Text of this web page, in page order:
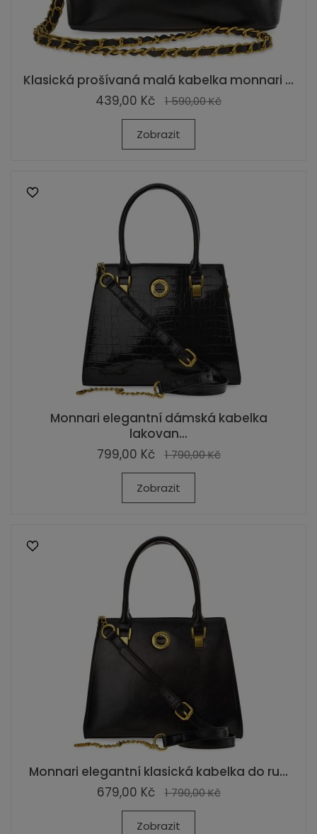
Klasická prošívaná malá kabelka monnari ...
439,00 Kč
1 590,00 Kč
Zobrazit
Monnari elegantní dámská kabelka
lakovan...
799,00 Kč
1 790,00 Kč
Zobrazit
Monnari elegantní klasická kabelka do ru...
679,00 Kč
1 790,00 Kč
Zobrazit